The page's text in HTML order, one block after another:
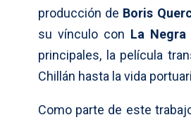
producción de Boris
su vínculo con La Negra
principales, la película
Chillán hasta la vida
Como parte de este